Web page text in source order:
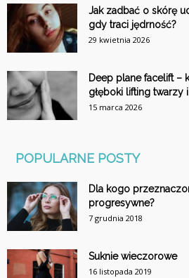
Jak zadbać o skórę
gdy traci jędrność?
29 kwietnia 2026
Deep plane facelift –
głęboki lifting twarzy
15 marca 2026
POPULARNE POSTY
Dla kogo
progresywne?
7 grudnia 2018
Suknie wieczorowe
16 listopada 2019